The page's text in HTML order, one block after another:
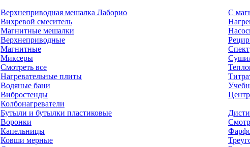
Верхнеприводная мешалка Лаборио
Вихревой смеситель
Магнитные мешалки
Верхнеприводные
Магнитные
Миксеры
Смотреть все
Нагревательные плиты
Водяные бани
Вибростенды
Колбонагреватели
С
Бутыли и бутылки пластиковые
Воронки
Капельницы
Ковши мерные